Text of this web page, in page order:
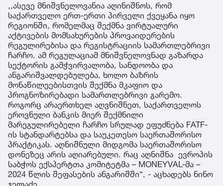
,,ასევე მნიშვნელოვანია აღინიშნოს, რომ
საქართველო ერთ-ერთი პირველი ქვეყანა იყო
რეგიონში, რომელმაც შექმნა ვირტუალური
აქტივების მომსახურების პროვაიდერების
რეგულირებისა და რეგისტრაციის სამართლებრივი
ჩარჩო. ამ რეგულაციამ მნიშვნელოვნად გაზარდა
სექტორის გამჭვირვალობა, სანდოობა და
ანგარიშვალდებულება, ხოლო ბაზრის
მონაწილეებისთვის შექმნა მკაფიო და
პროგნოზირებადი სამართლებრივი გარემო.
როგორც არაერთხელ აღვნიშნეთ, საქართველოს
ეროვნული ბანკის მიერ შექმნილი
მარეგულირებელი ჩარჩო სრულად ეფუძნება FATF-
ის სტანდარტებსა და საუკეთესო საერთაშორისო
პრაქტიკას. აღნიშნული მიდგომა საერთაშორისო
დონეზეც არის აღიარებული. რაც აღნიშნა ევროპის
საბჭოს ექსპერტთა კომიტეტმა – MONEYVAL-მა –
2024 წლის შეფასების ანგარიშში“, - აცხადებს ნინო